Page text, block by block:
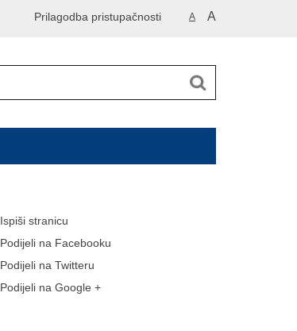
A A
Prilagodba pristupačnosti
Ispiši stranicu
Podijeli na Facebooku
Podijeli na Twitteru
Podijeli na Google +